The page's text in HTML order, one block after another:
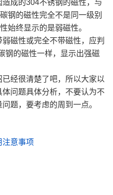
成的304不锈钢的磁性，与
钢的磁性完全不是同一级别
始终显示的是弱磁性。
磁性或完全不带磁性，应判
钢的磁性一样，显示出强磁
经很清楚了吧，所以大家以
问题具体分析，不要认为不
题，要考虑的周到一点。
注意事项